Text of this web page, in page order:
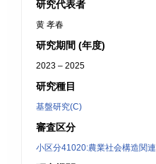
研究代表者
黄 孝春
研究期間 (年度)
2023 – 2025
研究種目
基盤研究(C)
審査区分
小区分41020:農業社会構造関連